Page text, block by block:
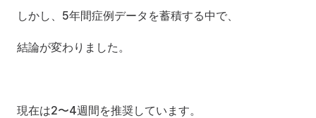
しかし、5年間症例データを蓄積する中で、
結論が変わりました。
現在は2〜4週間を推奨しています。